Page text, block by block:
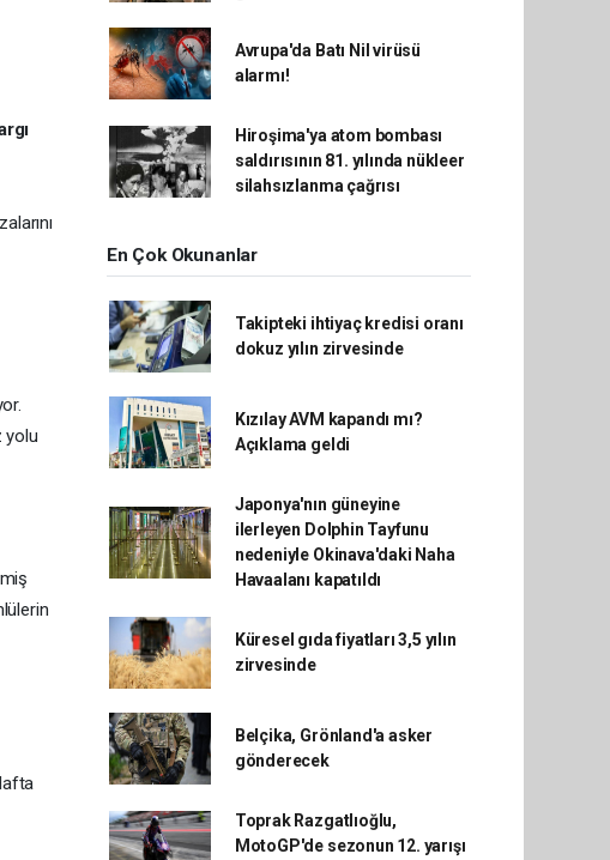
yolu
Avrupa'da Batı Nil virüsü
alarmı!
Hiroşima'ya atom bombası
saldırısının 81. yılında nükleer
silahsızlanma çağrısı
En Çok Okunanlar
Takipteki ihtiyaç kredisi oranı
dokuz yılın zirvesinde
Kızılay AVM kapandı mı?
Açıklama geldi
Japonya'nın güneyine
ilerleyen Dolphin Tayfunu
nedeniyle Okinava'daki Naha
Havaalanı kapatıldı
Küresel gıda fiyatları 3,5 yılın
zirvesinde
Belçika, Grönland'a asker
gönderecek
Toprak Razgatlıoğlu,
MotoGP'de sezonun 12. yarışı